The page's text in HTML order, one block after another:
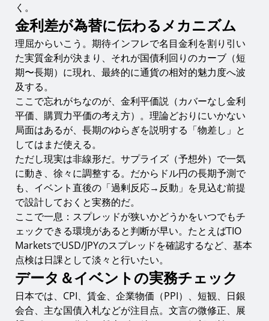
く。
金利差が為替に伝わるメカニズム
理屈からいこう。期待インフレで名目金利を割り引い
た実質金利が決まり、それが国債利回りのカーブ（短
期〜長期）に現れ、最終的に通貨の相対的魅力度へ波
及する。
ここで忘れがちなのが、金利平価説（カバーなし金利
平価、購買力平価の考え方）。理論どおりにいかない
局面はあるが、長期のゆらぎを説明する「物差し」と
してはまだ使える。
ただし現実は非線形だ。サプライズ（予想外）で一気
に動き、徐々に調整する。だからドル円の長期予測で
も、イベント直後の「過剰反応→反動」を見込む前提
で設計しておくと実務的だ。
ここで一息：スプレッドが狭いかどうかをいつでもチ
ェックできる環境があると判断が早い。たとえばTIO
MarketsでUSD/JPYのスプレッドを確認するなど、基本
点検は日課として淡々と行いたい。
データ＆イベントの実務チェック
日本では、CPI、賃金、企業物価（PPI）、短観、日銀
会合、主な国債入札などが注目点。文言の微修正、展